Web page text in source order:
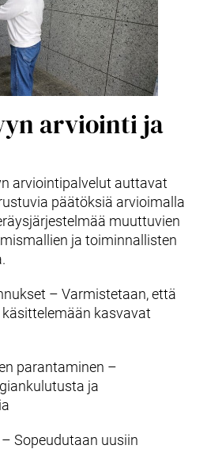
arviointi ja
arviointipalvelut auttavat
päätöksiä arvioimalla
muuttuvien
ja toiminnallisten
– Varmistetaan, että
kasvavat
parantaminen –
ja
Sopeudutaan uusiin